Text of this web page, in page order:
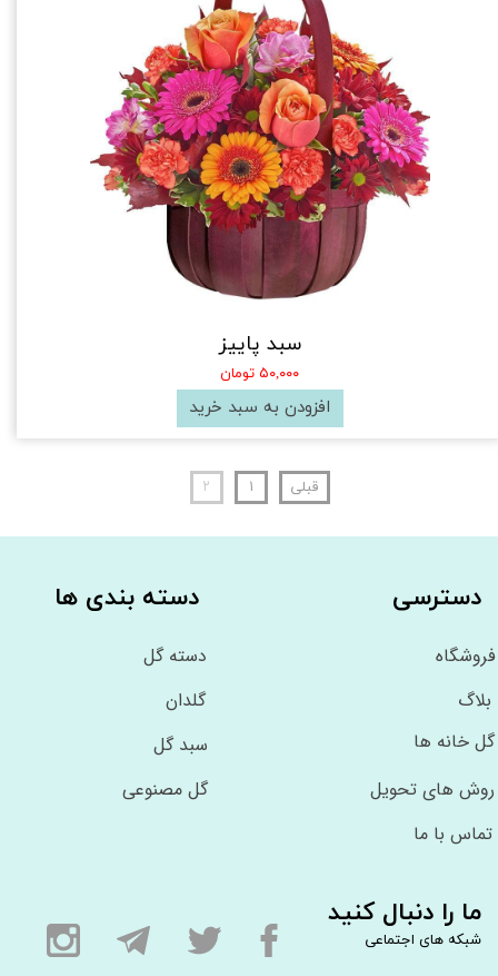
سبد پاییز
۵۰,۰۰۰ تومان
افزودن به سبد خرید
قبلی ۱ ۲
دسترسی
فروشگاه
بلاگ
تماس با ما
روش های تحویل
گل خانه ها
شبکه های اجتماعی
ما را دنبال کنید
دسته گل
گلدان
سبد گل
دسته بندی ها
گل مصنوعی